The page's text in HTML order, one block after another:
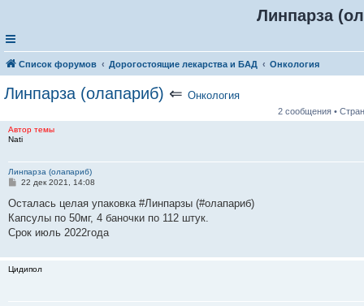
Линпарза
Список форумов Дорогостоящие лекарства и БАД Онкология
Линпарза (олапариб) ⇐ Онкология
2 сообщения •
Автор темы
Nati
Линпарза (олапариб)
С
о
щ
е
е
22 дек 2021, 14:08
Осталась целая упаковка #Линпарзы (#олапариб)
Капсулы по 50мг, 4 баночки по 112 штук.
Срок июль 2022года
Цидипол